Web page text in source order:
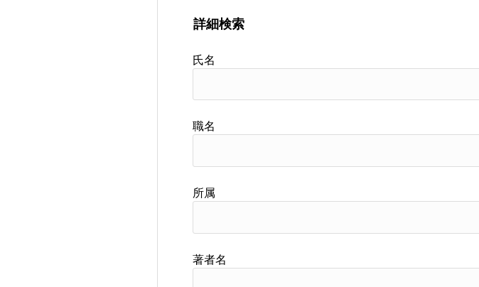
詳細検索
氏名
職名
所属
著者名